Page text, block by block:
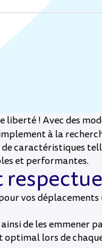
! Avec des
à la
caractéristiques
et performantes.
vos déplacements
de les emmener
optimal lors de